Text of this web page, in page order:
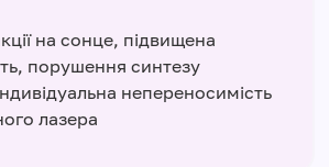
на сонце, підвищена
порушення синтезу
непереносимість
лазера